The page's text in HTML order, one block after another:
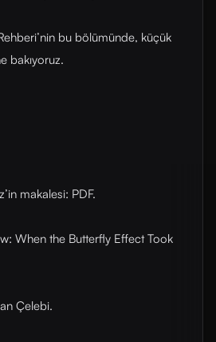
bu bölümünde, küçük
bakıyoruz.
makalesi: PDF.
When the Butterfly Effect Took
Çelebi.